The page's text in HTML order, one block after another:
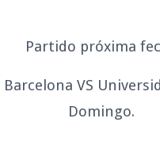
Partido próxima
VS
Domingo.